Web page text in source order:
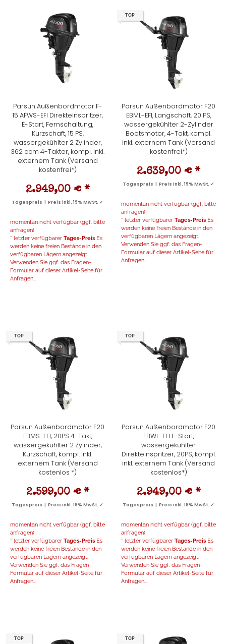
Parsun Außenbordmotor F-
15 AFWS-EFI Direkteinspritzer,
E-Start, Fernschaltung,
Kurzschaft, 15 PS,
wassergekühlter 2 Zylinder,
362 ccm 4-Takter, kompl. inkl.
externem Tank (Versand
kostenfrei*)
2.949,00 € *
Tagespreis | Preis inkl. 19% MwSt. ✓
momentan nicht verfügbar (ggf. bitte
anfragen)
* letzter verfügbarer Tages-Preis Es
werden keine freien Bestände in den
verfügbaren Lägern angezeigt.
Verwenden Sie ggf. das Fragen-
Formular auf dieser Artikel-Seite für
Anfragen...
TOP
Parsun Außenbordmotor F20
EBML-EFI, Langschaft, 20 PS,
wassergekühlter 2-Zylinder
Bootsmotor, 4-Takt, kompl.
inkl. externem Tank (Versand
kostenfrei*)
2.639,00 € *
Tagespreis | Preis inkl. 19% MwSt. ✓
momentan nicht verfügbar (ggf. bitte
anfragen)
* letzter verfügbarer Tages-Preis Es
werden keine freien Bestände in den
verfügbaren Lägern angezeigt.
Verwenden Sie ggf. das Fragen-
Formular auf dieser Artikel-Seite für
Anfragen...
TOP
Parsun Außenbordmotor F20
EBMS-EFI, 20PS 4-Takt,
wassergekühlter 2 Zylinder,
Kurzschaft, kompl. inkl.
externem Tank (Versand
kostenlos *)
2.599,00 € *
Tagespreis | Preis inkl. 19% MwSt. ✓
momentan nicht verfügbar (ggf. bitte
anfragen)
* letzter verfügbarer Tages-Preis Es
werden keine freien Bestände in den
verfügbaren Lägern angezeigt.
Verwenden Sie ggf. das Fragen-
Formular auf dieser Artikel-Seite für
Anfragen...
TOP
Parsun Außenbordmotor F20
EBWL-EFI E-Start,
wassergekühlter
Direkteinspritzer, 20PS, kompl.
inkl. externem Tank (Versand
kostenlos*)
2.949,00 € *
Tagespreis | Preis inkl. 19% MwSt. ✓
momentan nicht verfügbar (ggf. bitte
anfragen)
* letzter verfügbarer Tages-Preis Es
werden keine freien Bestände in den
verfügbaren Lägern angezeigt.
Verwenden Sie ggf. das Fragen-
Formular auf dieser Artikel-Seite für
Anfragen...
TOP TOP